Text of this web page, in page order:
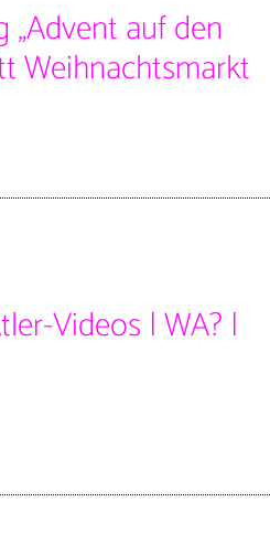
„Advent auf den
Weihnachtsmarkt
Videos | WA? |